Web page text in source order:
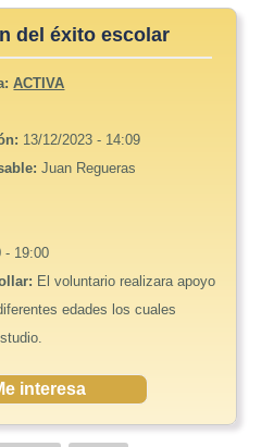
del éxito escolar
ACTIVA
13/12/2023 - 14:09
Juan Regueras
- 19:00
El voluntario realizara apoyo
edades los cuales
interesa